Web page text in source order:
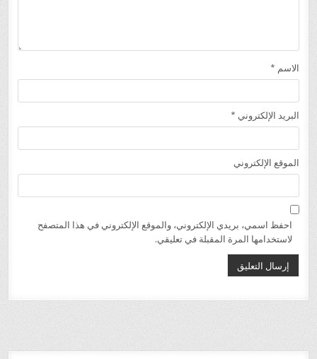
الاسم *
البريد الإلكتروني *
الموقع الإلكتروني
احفظ اسمي، بريدي الإلكتروني، والموقع الإلكتروني في هذا المتصفح
لاستخدامها المرة المقبلة في تعليقي.